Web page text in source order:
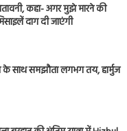
कहा- अगर मुझे मारने की
दाग दी जाएंगी
के साथ समझौता लगभग तय, हार्मुज